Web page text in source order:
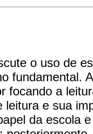
o uso de
fundamental.
focando a
leitura e sua
da escola